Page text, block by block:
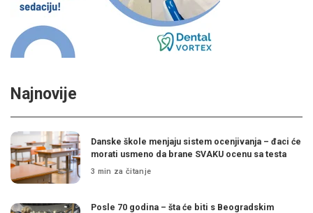
Najnovije
Danske škole menjaju sistem ocenjivanja – đaci će
morati usmeno da brane SVAKU ocenu sa testa
3 min za čitanje
Posle 70 godina – šta će biti s Beogradskim